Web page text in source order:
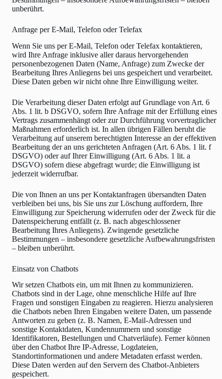
unberührt.
Anfrage per E-Mail, Telefon oder Telefax
Wenn Sie uns per E-Mail, Telefon oder Telefax kontaktieren,
wird Ihre Anfrage inklusive aller daraus hervorgehenden
personenbezogenen Daten (Name, Anfrage) zum Zwecke der
Bearbeitung Ihres Anliegens bei uns gespeichert und verarbeitet.
Diese Daten geben wir nicht ohne Ihre Einwilligung weiter.
Die Verarbeitung dieser Daten erfolgt auf Grundlage von Art. 6
Abs. 1 lit. b DSGVO, sofern Ihre Anfrage mit der Erfüllung eines
Vertrags zusammenhängt oder zur Durchführung vorvertraglicher
Maßnahmen erforderlich ist. In allen übrigen Fällen beruht die
Verarbeitung auf unserem berechtigten Interesse an der effektiven
Bearbeitung der an uns gerichteten Anfragen (Art. 6 Abs. 1 lit. f
DSGVO) oder auf Ihrer Einwilligung (Art. 6 Abs. 1 lit. a
DSGVO) sofern diese abgefragt wurde; die Einwilligung ist
jederzeit widerrufbar.
Die von Ihnen an uns per Kontaktanfragen übersandten Daten
verbleiben bei uns, bis Sie uns zur Löschung auffordern, Ihre
Einwilligung zur Speicherung widerrufen oder der Zweck für die
Datenspeicherung entfällt (z. B. nach abgeschlossener
Bearbeitung Ihres Anliegens). Zwingende gesetzliche
Bestimmungen – insbesondere gesetzliche Aufbewahrungsfristen
– bleiben unberührt.
Einsatz von Chatbots
Wir setzen Chatbots ein, um mit Ihnen zu kommunizieren.
Chatbots sind in der Lage, ohne menschliche Hilfe auf Ihre
Fragen und sonstigen Eingaben zu reagieren. Hierzu analysieren
die Chatbots neben Ihren Eingaben weitere Daten, um passende
Antworten zu geben (z. B. Namen, E-Mail-Adressen und
sonstige Kontaktdaten, Kundennummern und sonstige
Identifikatoren, Bestellungen und Chatverläufe). Ferner können
über den Chatbot Ihre IP-Adresse, Logdateien,
Standortinformationen und andere Metadaten erfasst werden.
Diese Daten werden auf den Servern des Chatbot-Anbieters
gespeichert.